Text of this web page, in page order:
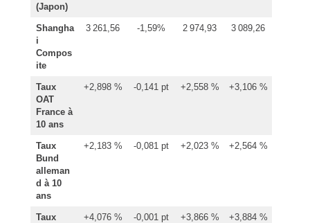
(Japon)
Shangha
i
Compos
ite
3 261,56 -1,59% 2 974,93 3 089,26
Taux
OAT
France à
10 ans
+2,898 % -0,141 pt +2,558 % +3,106 %
Taux
Bund
alleman
d à 10
ans
+2,183 % -0,081 pt +2,023 % +2,564 %
Taux
+4,076 % -0,001 pt +3,866 % +3,884 %